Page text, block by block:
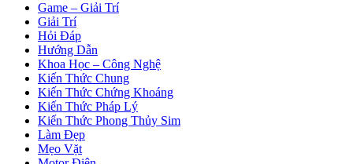
Game – Giải Trí
Giải Trí
Hỏi Đáp
Hướng Dẫn
Khoa Học – Công Nghệ
Kiến Thức Chung
Kiến Thức Chứng Khoáng
Kiến Thức Pháp Lý
Kiến Thức Phong Thủy Sim
Làm Đẹp
Mẹo Vặt